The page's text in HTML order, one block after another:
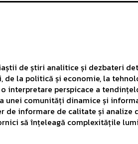
de știri analitice și dezbateri
la politică și economie, la
interpretare perspicace a
comunități dinamice și
de informare de calitate și
să înțeleagă complexitățile